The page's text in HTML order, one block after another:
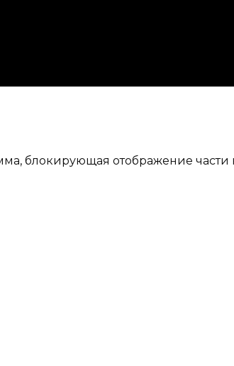
блокирующая отображение части